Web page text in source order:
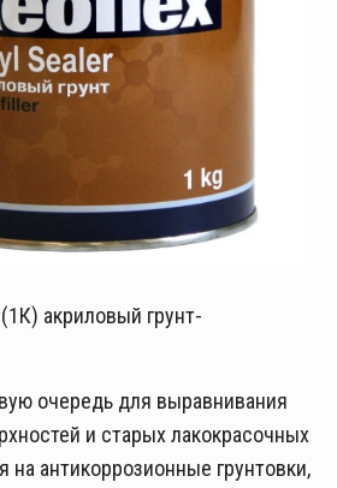
акриловый грунт-
очередь для выравнивания
и старых лакокрасочных
на антикоррозионные грунтовки,